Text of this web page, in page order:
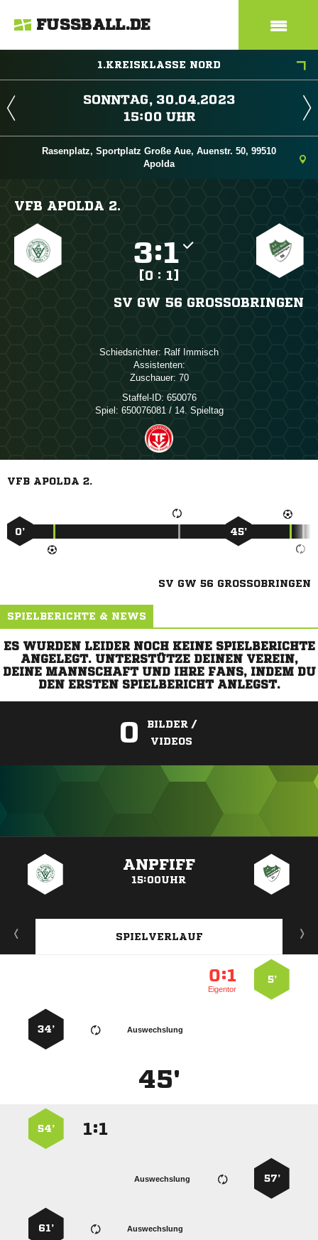
FUSSBALL.DE
1.KREISKLASSE NORD
 
 
Rasenplatz, Sportplatz Große Aue, Auenstr. 50, 99510
Apolda
VFB APOLDA 2.
:
[0 : 1]
SV GW 56 GROSSOBRINGEN
Schiedsrichter:  
Assistenten:
Zuschauer: 70
Staffel-ID: 650076
Spiel: 650076081 / 14. Spieltag
VFB APOLDA 2.
0’ 45’
SV GW 56 GROSSOBRINGEN
SPIELBERICHTE & NEWS
ES WURDEN LEIDER NOCH KEINE SPIELBERICHTE
ANGELEGT. UNTERSTÜTZE DEINEN VEREIN,
DEINE MANNSCHAFT UND IHRE FANS, INDEM DU
DEN ERSTEN SPIELBERICHT ANLEGST.
0
BILDER /
VIDEOS
ANPFIFF
15:00UHR
SPIELVERLAUF
5’
:
Eigentor
Auswechslung
34’
45'
:
54’
57’
Auswechslung
Auswechslung
61’